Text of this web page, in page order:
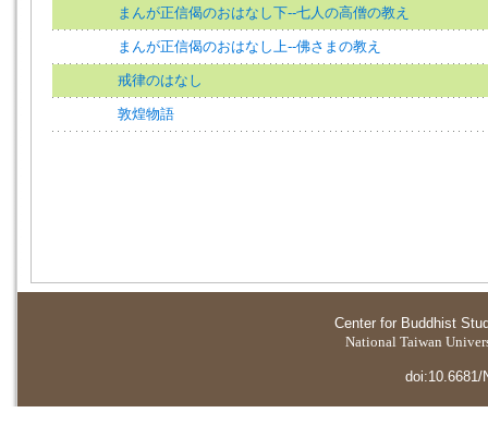
まんが正信偈のおはなし下--七人の高僧の教え
まんが正信偈のおはなし上--佛さまの教え
戒律のはなし
敦煌物語
Center for Buddhist
National Taiwan
doi:10.6681/